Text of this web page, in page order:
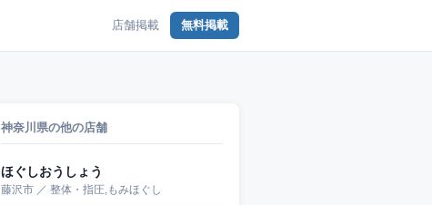
店舗掲載 無料掲載
神奈川県の他の店舗
ほぐしおうしょう
藤沢市 ／ 整体・指圧,もみほぐし